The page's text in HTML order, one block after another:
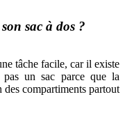
sac à dos ?
tâche facile, car il existe
pas un sac parce que la
compartiments partout